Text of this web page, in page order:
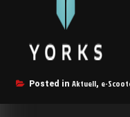
Posted in Aktuell, e-